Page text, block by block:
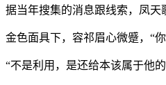
据当年搜集的消息跟线索，凤天
金色面具下，容祁眉心微蹙，“
“不是利用，是还给本该属于他